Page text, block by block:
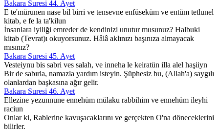
Bakara Suresi 44. Ayet
E te'mürunen nase bil birri ve tensevne enfüseküm ve entüm tetlunel
kitab, e fe la ta'kilun
İnsanlara iyiliği emreder de kendinizi unutur musunuz? Halbuki
kitab (Tevrat)ı okuyorsunuz. Hâlâ aklınızı başınıza almayacak
mısınız?
Bakara Suresi 45. Ayet
Vesteiynu bis sabri ves salah, ve inneha le keiratün illa alel haşiiyn
Bir de sabırla, namazla yardım isteyin. Şüphesiz bu, (Allah'a) saygılı
olanlardan başkasına ağır gelir.
Bakara Suresi 46. Ayet
Ellezine yezunnune ennehüm mülaku rabbihim ve ennehüm ileyhi
raciun
Onlar ki, Rablerine kavuşacaklarını ve gerçekten O'na döneceklerini
bilirler.